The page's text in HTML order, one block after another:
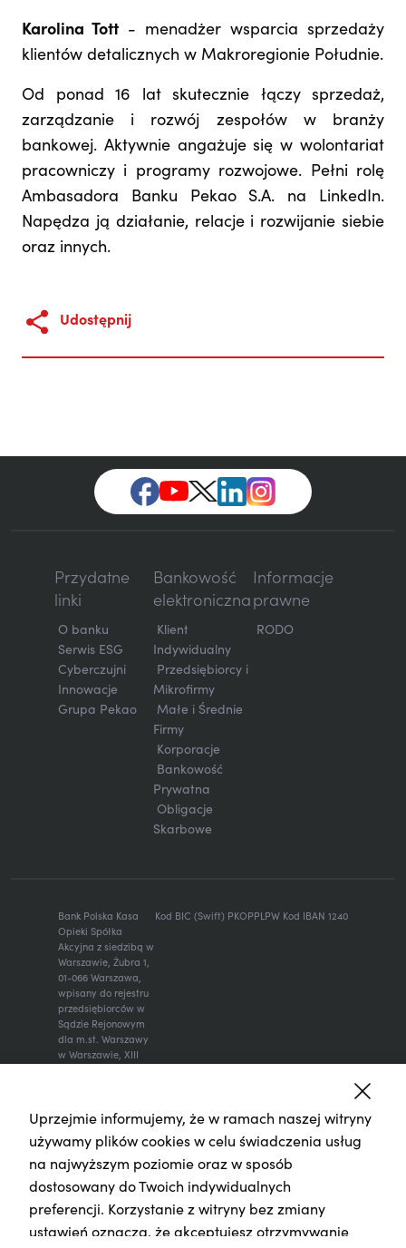
Karolina Tott- menadżer wsparcia sprzedaży
klientów detalicznych w Makroregionie Południe.
Od ponad 16 lat skutecznie łączy sprzedaż,
zarządzanie i rozwój zespołów w branży
bankowej. Aktywnie angażuje się w wolontariat
pracowniczy i programy rozwojowe. Pełni rolę
Ambasadora Banku Pekao S.A. na LinkedIn.
Napędza ją działanie, relacje i rozwijanie siebie
oraz innych.
Udostępnij
Przydatne
linki
O banku
Serwis ESG
Cyberczujni
Innowacje
Grupa Pekao
Bankowość
elektroniczna
Klient
Indywidualny
Przedsiębiorcy i
Mikrofirmy
Małe i Średnie
Firmy
Korporacje
Bankowość
Prywatna
Obligacje
Skarbowe
Informacje
prawne
RODO
Bank Polska Kasa
Opieki Spółka
Akcyjna z siedzibą w
Warszawie, Żubra 1,
01-066 Warszawa,
wpisany do rejestru
przedsiębiorców w
Sądzie Rejonowym
dla m.st. Warszawy
w Warszawie, XIII
Sądowego, KRS:
526-00-06-841,
REGON: 000010205,
wysokość kapitału
zakładowego i
kapitału
wpłaconego: 262
Kod BIC (Swift) PKOPPLPW Kod IBAN 1240
Uprzejmie informujemy, że w ramach naszej witryny
używamy plików cookies w celu świadczenia usług
na najwyższym poziomie oraz w sposób
dostosowany do Twoich indywidualnych
preferencji. Korzystanie z witryny bez zmiany
ustawień oznacza, że akceptujesz otrzymywanie